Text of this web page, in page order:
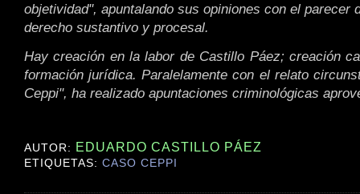
objetividad", apuntalando sus opiniones con el parecer
derecho sustantivo y procesal.
Hay creación en la labor de Castillo Páez; creación
formación jurídica. Paralelamente con el relato
Ceppi", ha realizado apuntaciones criminológicas
AUTOR: EDUARDO CASTILLO PÁEZ
ETIQUETAS:CASO CEPPI